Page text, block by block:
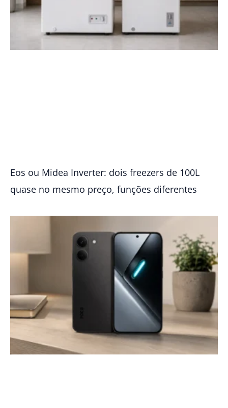
Eos ou Midea Inverter: dois freezers de 100L
quase no mesmo preço, funções diferentes